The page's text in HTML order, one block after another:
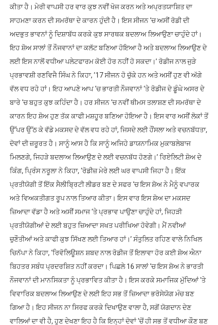
ਕੀਤਾ ਹੈ। ਮੇਰੀ ਵਾਪਸੀ ਹਰ ਵਾਰ ਕੁਝ ਨਵੀਂ ਖੋਜ ਕਰਨ ਅਤੇ ਅਪ੍ਰਤਯਾਸ਼ਿਤ ਦਾ
ਸਾਹਮਣਾ ਕਰਨ ਦੀ ਸਮਰੱਥਾ ਦੇ ਕਾਰਨ ਹੁੰਦੀ ਹੈ। ਇਸ ਸੀਜਨ ‘ਚ ਅਸੀਂ ਰੋਡੀ ਦੀ
ਅਦਭੁਤ ਭਾਵਨਾਂ ਨੂੰ ਦਿਸ਼ਾਬੱਧ ਕਰਕੇ ਕੁਝ ਸਾਰਥਕ ਬਦਲਾਅ ਲਿਆਉਣਾ ਚਾਹੁੰਦੇ ਹਾਂ।
ਇਹ ਸ਼ੋਅ ਸਾਲਾਂ ਤੋਂ ਨੌਜਵਾਨਾਂ ਦਾ ਕਲੱਟ ਬਣਿਆ ਹੋਇਆ ਹੈ ਅਤੇ ਬਦਲਾਅ ਲਿਆਉਣ ਦੇ
ਲਈ ਇਸ ਨਾਲੋਂ ਵਧੀਆ ਪਲੇਟਫਾਰਮ ਕੋਈ ਹੋਰ ਨਹੀਂ ਹੋ ਸਕਦਾ।’ ਰੋਡੀਜ ਨਾਲ ਜੁੜੇ
ਪ੍ਰਭਾਵਸ਼ੀ ਰਣਵਿਜੈ ਸਿੰਘ ਨੇ ਕਿਹਾ, ’17 ਸੀਜਨ ਹੋ ਚੁੱਕੇ ਹਨ ਅਤੇ ਅਸੀਂ ਹੁਣ ਵੀ ਅੱਗੇ
ਵੱਲ ਵਧ ਰਹੇ ਹਾਂ। ਇਹ ਆਪਣੇ ਆਪ ‘ਚ ਭਾਰਤੀ ਨੌਜਵਾਨਾਂ ‘ਤੇ ਰੋਡੀਜ ਦੇ ਡੂੰਘੇ ਅਸਰ ਦੇ
ਬਾਰੇ ‘ਚ ਬਹੁਤ ਕੁਝ ਕਹਿੰਦਾ ਹੈ। ਹਰ ਸੀਜਨ ‘ਚ ਨਵੀਂ ਥੀਮਸ ਤਲਾਸ਼ਣ ਦੀ ਸਮਰੱਥਾ ਦੇ
ਕਾਰਨ ਇਹ ਸ਼ੋਅ ਹੁਣ ਤੱਕ ਕਾਫੀ ਮਸ਼ਹੂਰ ਬਣਿਆ ਹੋਇਆ ਹੈ। ਇਸ ਵਾਰ ਅਸੀਂ ਲੋਕਾਂ ਤੋਂ
ਉੱਪਰ ਉੱਠ ਕੇ ਵੱਡੇ ਮਕਸਦ ਦੇ ਵੱਲ ਵਧ ਰਹੇ ਹਾਂ, ਜਿਸਦੇ ਲਈ ਹੌਂਸਲਾ ਅਤੇ ਵਚਨਬੱਧਤਾ,
ਦੋਵਾਂ ਦੀ ਜ਼ਰੂਰਤ ਹੈ। ਸਾਨੂੰ ਆਸ ਹੈ ਕਿ ਸਾਨੂੰ ਅਜਿਹੇ ਡਾਯਨਾਮਿਕ ਮੁਕਾਬਲੇਬਾਜ
ਮਿਲਣਗੇ, ਜਿਹੜੇ ਬਦਲਾਅ ਲਿਆਉਣ ਦੇ ਲਈ ਵਚਨਬੱਧ ਹੋਣਗੇ।’ ਰਿਏਲਿਟੀ ਸ਼ੋਅ ਦੇ
ਕਿੰਗ, ਪ੍ਰਿੰਸ ਨਰੂਲਾ ਨੇ ਕਿਹਾ, ‘ਰੋਡੀਜ਼ ਮੇਰੇ ਲਈ ਘਰ ਵਾਪਸੀ ਜਿਹਾ ਹੈ। ਇੱਕ
ਪ੍ਰਤੀਯੋਗੀ ਤੋਂ ਇੱਕ ਸੈਲੀਬ੍ਰਿਟੀ ਲੀਡਰ ਬਣ ਦੇ ਸਫਰ ‘ਚ ਇਸ ਸ਼ੋਅ ਨੇ ਮੈਨੂੰ ਵਪਾਰਕ
ਅਤੇ ਵਿਅਕਤੀਗਤ ਰੂਪ ਨਾਲ ਤਿਆਰ ਕੀਤਾ। ਇਸ ਵਾਰ ਇਸ ਸ਼ੋਅ ਦਾ ਮਕਸਦ
ਜ਼ਿਆਦਾ ਵੱਡਾ ਹੈ ਅਤੇ ਅਸੀਂ ਸਮਾਜ ‘ਤੇ ਪ੍ਰਭਾਵ ਪਾਉਣਾ ਚਾਹੁੰਦੇ ਹਾਂ, ਜਿਹੜੀ
ਪ੍ਰਤੀਯੋਗੀਆਂ ਦੇ ਲਈ ਬਹੁਤ ਜ਼ਿਆਦਾ ਸਖਤ ਪਰੀਖਿਆ ਹੋਵੇਗੀ। ਮੈਂ ਨਵੀਆਂ
ਚੁਣੌਤੀਆਂ ਅਤੇ ਕਾਫੀ ਕੁਝ ਸਿੱਖਣ ਲਈ ਤਿਆਰ ਹਾਂ।’ ਸੰਤੁਲਿਤ ਰਹਿਣ ਵਾਲੇ ਨਿਖਿਲ
ਚਿਨੱਪਾ ਨੇ ਕਿਹਾ, ‘ਰਿਵੋਲਿਊਸ਼ਨ ਸ਼ਬਦ ਨਾਲ ਰੋਡੀਜ ਤੋਂ ਇਲਾਵਾ ਹੋਰ ਕਈ ਸ਼ੋਅ ਐਨਾ
ਬਿਹਤਰ ਸਬੰਧ ਪ੍ਰਦਰਸ਼ਿਤ ਨਹੀਂ ਕਰਦਾ। ਪਿਛਲੇ 16 ਸਾਲਾਂ ‘ਚ ਇਸ ਸ਼ੋਅ ਨੇ ਭਾਰਤੀ
ਨੌਜਵਾਨਾਂ ਦੀ ਮਾਨਸਿਕਤਾ ਨੂੰ ਪ੍ਰਭਾਵਿਤ ਕੀਤਾ ਹੈ। ਇਸ ਕਰਕੇ ਸਮਾਜਿਕ ਮੁੱਦਿਆਂ ‘ਤੇ
ਵਿਵਾਰਿਕ ਬਦਲਾਅ ਲਿਆਉਣ ਦੇ ਲਈ ਇਹ ਸਭ ਤੋਂ ਜ਼ਿਆਦਾ ਭਰੋਸੇਯੋਗ ਮੰਚ ਬਣ
ਗਿਆ ਹੈ। ਇਹ ਸੀਜਨ ਨਾ ਸਿਰਫ ਕਰਕੇ ਦਿਖਾਉਣ ਵਾਲਾ ਹੈ, ਸਗੋਂ ਯੋਗਦਾਨ ਦੇਣ
ਵਾਲਿਆਂ ਦਾ ਵੀ ਹੈ, ਹੁਣ ਦੇਖਣਾ ਇਹ ਹੈ ਕਿ ਇਨ੍ਹਾਂ ਦੋਵਾਂ ‘ਚੋਂ ਹੀ ਸਭ ਤੋਂ ਵਧੀਆ ਕੌਣ ਬਣ